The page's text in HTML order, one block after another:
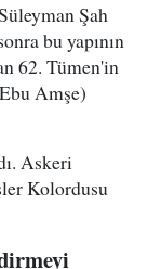
Şah
bu yapının
62. Tümen'in
Amşe)
Askeri
Kolordusu